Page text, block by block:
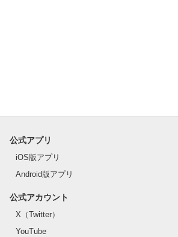
公式アプリ
iOS版アプリ
Android版アプリ
公式アカウント
X（Twitter）
YouTube